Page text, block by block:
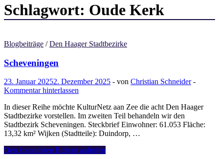
Schlagwort: Oude Kerk
Blogbeiträge /Den Haager Stadtbezirke
Scheveningen
23. Januar 20252. Dezember 2025 - von Christian Schneider-
Kommentar hinterlassen
In dieser Reihe möchte KulturNetz aan Zee die acht Den Haager
Stadtbezirke vorstellen. Im zweiten Teil behandeln wir den
Stadtbezirk Scheveningen. Steckbrief Einwohner: 61.053 Fläche:
13,32 km² Wijken (Stadtteile): Duindorp, …
Scheveningen
Den kompletten Beitrag aufrufen